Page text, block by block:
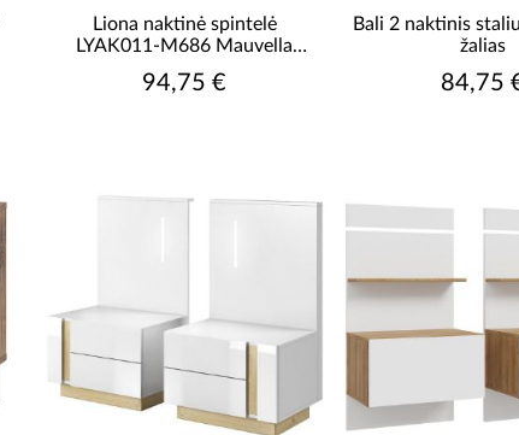
FASADO APDAILA
medžio
medžio drožlių plokštė
medžio drožlių plokštė
Liona naktinė spintelė
LYAK011-M686 Mauvella
ąžuolas / Cabezone ąžuolas
94,75 €
Bali 2 naktinis
žalias
84,75